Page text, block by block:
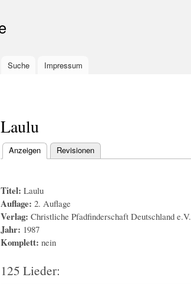
Suche Impressum
Laulu
Primary tabs
Anzeigen (active tab)
Revisionen
Titel: Laulu
Auflage: 2. Auflage
Verlag: Christliche Pfadfinderschaft Deutschland e.V.
Jahr: 1987
Komplett: nein
125 Lieder: